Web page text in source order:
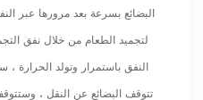
البضائع بسرعة بعد مرورها عبر
لتجميد الطعام من خلال نفق
النفق باستمرار وتولد الحرارة
تتوقف البضائع عن النقل ،